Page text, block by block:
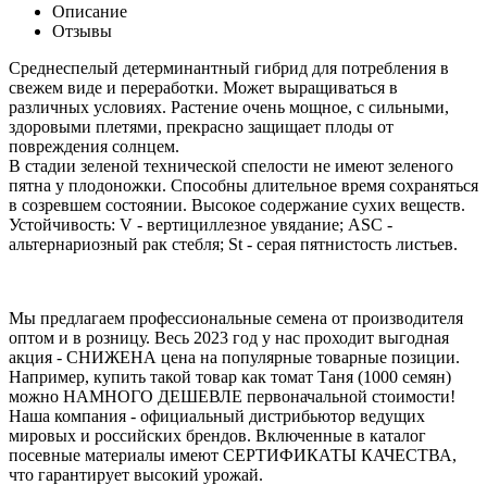
Описание
Отзывы
Среднеспелый детерминантный гибрид для потребления в
свежем виде и переработки. Может выращиваться в
различных условиях. Растение очень мощное, с сильными,
здоровыми плетями, прекрасно защищает плоды от
повреждения солнцем.
В стадии зеленой технической спелости не имеют зеленого
пятна у плодоножки. Способны длительное время сохраняться
в созревшем состоянии. Высокое содержание сухих веществ.
Устойчивость: V - вертициллезное увядание; ASC -
альтернариозный рак стебля; St - серая пятнистость листьев.
Мы предлагаем профессиональные семена от производителя
оптом и в розницу. Весь 2023 год у нас проходит выгодная
акция - СНИЖЕНА цена на популярные товарные позиции.
Например, купить такой товар как томат Таня (1000 семян)
можно НАМНОГО ДЕШЕВЛЕ первоначальной стоимости!
Наша компания - официальный дистрибьютор ведущих
мировых и российских брендов. Включенные в каталог
посевные материалы имеют СЕРТИФИКАТЫ КАЧЕСТВА,
что гарантирует высокий урожай.